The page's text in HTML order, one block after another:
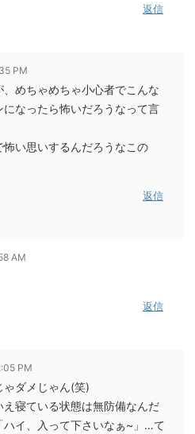
返信
PM
めちゃめちゃ小心者でこんな
になったら怖いだろうなって言
怖い思いするんだろうなこの
返信
AM
返信
PM
ゃダメじゃん(笑)
え寝ている状態は無防備なんだ
ハイ、入って下さいなぁ~」…て